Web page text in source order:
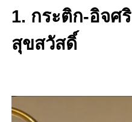
1. กระติก-อิจศ
สุขสวัสดิ์